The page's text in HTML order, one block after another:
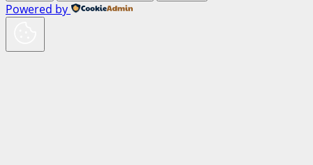
Powered by